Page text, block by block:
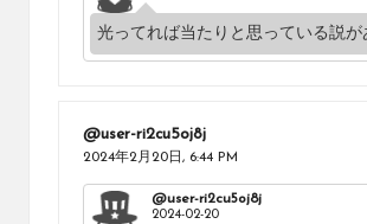
光ってれば当たりと思っている説が
@user-ri2cu5oj8j
2024年2月20日, 6:44 PM
@user-ri2cu5oj8j
2024-02-20